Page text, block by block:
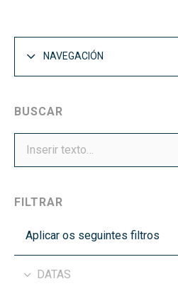
NAVEGACIÓN
BUSCAR
FILTRAR
Aplicar os seguintes filtros
DATAS